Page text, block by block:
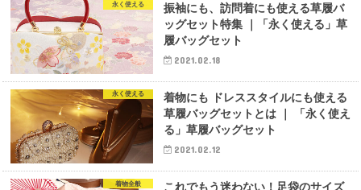
永く使える
振袖にも、訪問着にも使える草履バ
ッグセット特集 ｜「永く使える」草
履バッグセット
2021.02.18
永く使える
着物にも ドレススタイルにも使える
草履バッグセットとは ｜ 「永く使え
る」草履バッグセット
2021.02.12
着物全般
これでもう迷わない！足袋のサイズ